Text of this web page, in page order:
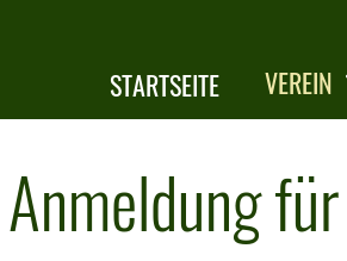
STARTSEITE VEREIN
Anmeldung